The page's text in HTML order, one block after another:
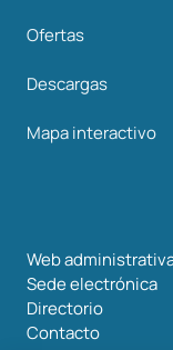
Ofertas
Descargas
Mapa interactivo
Web
Sede electrónica
Directorio
Contacto